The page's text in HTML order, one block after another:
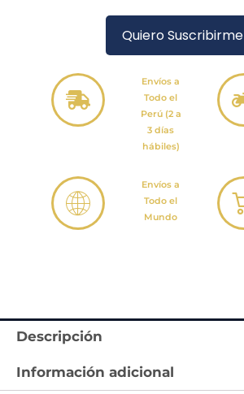
Quiero Suscribirme
Envíos a
Todo el
Perú (2 a
3 días
hábiles)
Envíos a
Todo el
Mundo
Descripción
Información adicional